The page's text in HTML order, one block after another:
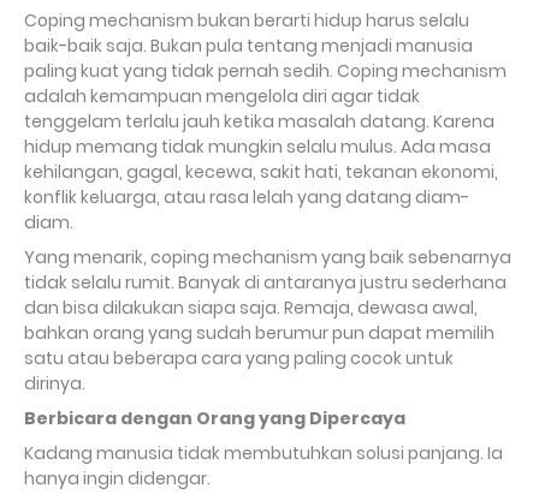
Coping mechanism bukan berarti hidup harus selalu
baik-baik saja. Bukan pula tentang menjadi manusia
paling kuat yang tidak pernah sedih. Coping mechanism
adalah kemampuan mengelola diri agar tidak
tenggelam terlalu jauh ketika masalah datang. Karena
hidup memang tidak mungkin selalu mulus. Ada masa
kehilangan, gagal, kecewa, sakit hati, tekanan ekonomi,
konflik keluarga, atau rasa lelah yang datang diam-
diam.
Yang menarik, coping mechanism yang baik sebenarnya
tidak selalu rumit. Banyak di antaranya justru sederhana
dan bisa dilakukan siapa saja. Remaja, dewasa awal,
bahkan orang yang sudah berumur pun dapat memilih
satu atau beberapa cara yang paling cocok untuk
dirinya.
Berbicara dengan Orang yang Dipercaya
Kadang manusia tidak membutuhkan solusi panjang. Ia
hanya ingin didengar.